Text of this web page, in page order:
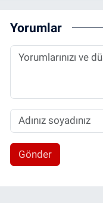
Yorumlar
Gönder